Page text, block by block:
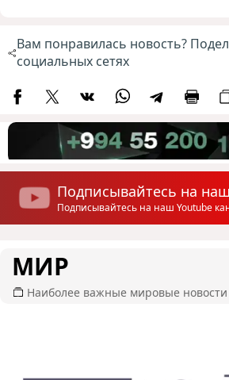
Вам понравилась новость?
социальных сетях
Подписывайтесь на
Подписывайтесь на наш Youtube
МИР
Наиболее важные мировые новости